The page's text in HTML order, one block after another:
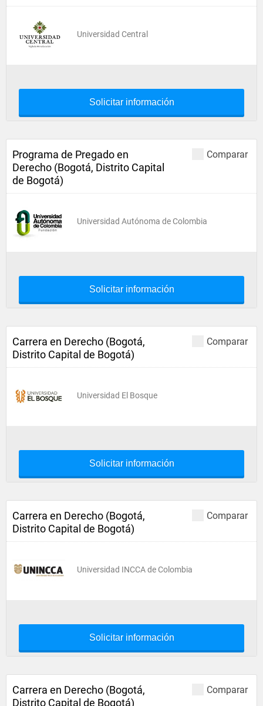
Universidad Central
Solicitar información
Comparar
Programa de Pregado en
Derecho (Bogotá, Distrito Capital
de Bogotá)
Universidad Autónoma de Colombia
Solicitar información
Comparar
Carrera en Derecho (Bogotá,
Distrito Capital de Bogotá)
Universidad El Bosque
Solicitar información
Comparar
Carrera en Derecho (Bogotá,
Distrito Capital de Bogotá)
Universidad INCCA de Colombia
Solicitar información
Comparar
Carrera en Derecho (Bogotá,
Distrito Capital de Bogotá)